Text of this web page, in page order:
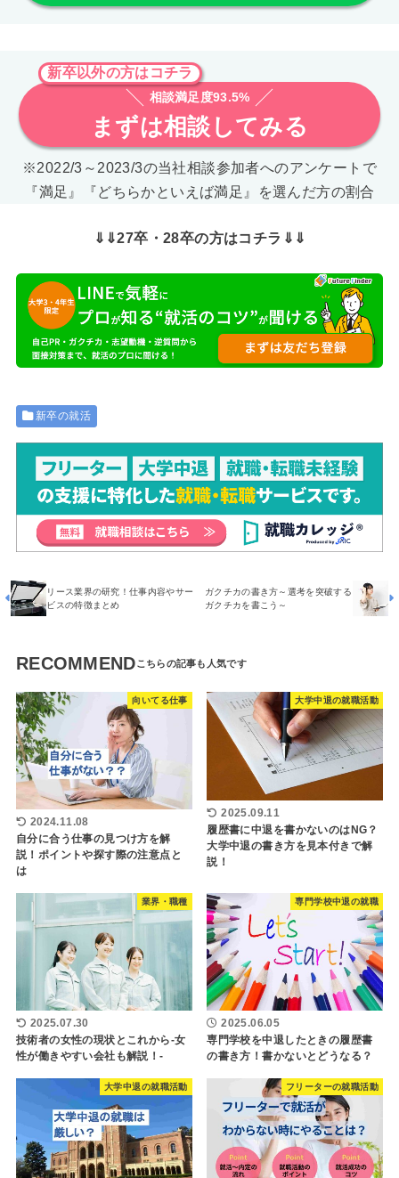
新卒以外の方はコチラ
相談満足度93.5%
まずは相談してみる
※2022/3～2023/3の当社相談参加者へのアンケートで
『満足』『どちらかといえば満足』を選んだ方の割合
⇓⇓27卒・28卒の方はコチラ⇓⇓
新卒の就活
リース業界の研究！仕事内容やサー
ビスの特徴まとめ
ガクチカの書き方～選考を突破する
ガクチカを書こう～
RECOMMEND
向いてる仕事
2024.11.08
自分に合う仕事の見つけ方を解
説！ポイントや探す際の注意点と
は
大学中退の就職活動
2025.09.11
履歴書に中退を書かないのはNG？
大学中退の書き方を見本付きで解
説！
業界・職種
2025.07.30
技術者の女性の現状とこれから-女
性が働きやすい会社も解説！-
専門学校中退の就職
2025.06.05
専門学校を中退したときの履歴書
の書き方！書かないとどうなる？
大学中退の就職活動 フリーターの就職活動